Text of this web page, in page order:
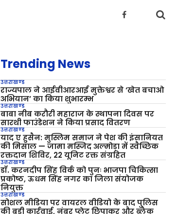
Trending News
उत्तराखण्ड
राज्यपाल ने आईवीआरआई मुक्तेश्वर से ‘खेत बचाओ
अभियान’ का किया शुभारम्भ
उत्तराखण्ड
बाबा नीब करौरी महाराज के स्थापना दिवस पर
सारथी फाउंडेशन ने किया प्रसाद वितरण
उत्तराखण्ड
याद ए हुसैन: मुस्लिम समाज ने पेश की इंसानियत
की मिसाल — जामा मस्जिद अल्मोड़ा में स्वैच्छिक
रक्तदान शिविर, 22 यूनिट रक्त संग्रहित
उत्तराखण्ड
डॉ. करनदीप सिंह विर्क को पुनः भाजपा चिकित्सा
प्रकोष्ठ, ऊधम सिंह नगर का जिला संयोजक
नियुक्त
उत्तराखण्ड
सोशल मीडिया पर वायरल वीडियो के बाद पुलिस
की बड़ी कार्रवाई, नंबर प्लेट छिपाकर और ब्लैक